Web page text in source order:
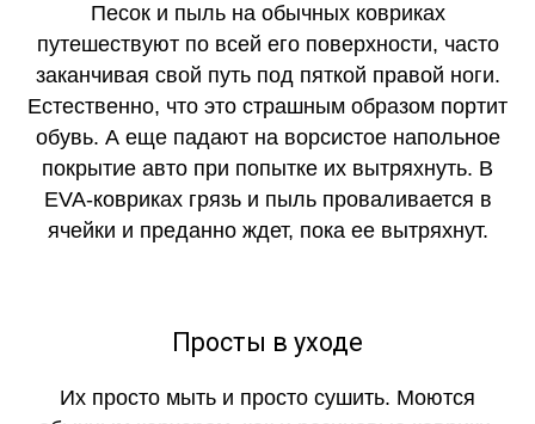
Песок и пыль на обычных ковриках
путешествуют по всей его поверхности, часто
заканчивая свой путь под пяткой правой ноги.
Естественно, что это страшным образом портит
обувь. А еще падают на ворсистое напольное
покрытие авто при попытке их вытряхнуть. В
EVA-ковриках грязь и пыль проваливается в
ячейки и преданно ждет, пока ее вытряхнут.
Просты в уходе
Их просто мыть и просто сушить. Моются